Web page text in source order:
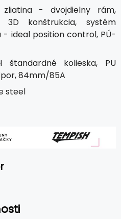
- dvojdielny rám,
3D konštrukcia, systém
- ideal position control, PÚ-
štandardné kolieska, PU
84mm/85A
steel